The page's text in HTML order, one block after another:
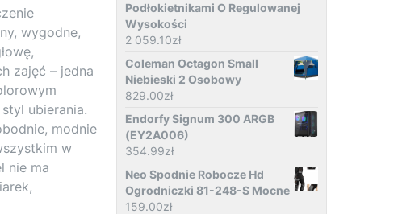
wygodne,
zajęć – jedna
ubierania.
modnie
w
nie ma
Podłokietnikami O Regulowanej
Wysokości
2 059.10zł
Coleman Octagon Small
Niebieski 2 Osobowy
829.00zł
Endorfy Signum 300 ARGB
(EY2A006)
354.99zł
Neo Spodnie Robocze Hd
Ogrodniczki 81-248-S Mocne
159.00zł